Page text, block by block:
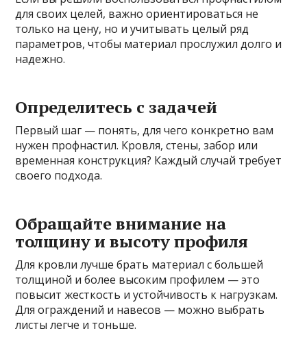
для своих целей, важно ориентироваться не
только на цену, но и учитывать целый ряд
параметров, чтобы материал прослужил долго и
надежно.
Определитесь с задачей
Первый шаг — понять, для чего конкретно вам
нужен профнастил. Кровля, стены, забор или
временная конструкция? Каждый случай требует
своего подхода.
Обращайте внимание на
толщину и высоту профиля
Для кровли лучше брать материал с большей
толщиной и более высоким профилем — это
повысит жесткость и устойчивость к нагрузкам.
Для ограждений и навесов — можно выбрать
листы легче и тоньше.